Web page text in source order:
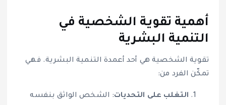
أهمية تقوية الشخصية في
التنمية البشرية
تقوية الشخصية هي أحد أعمدة التنمية البشرية. فهي
تمكّن الفرد من:
التغلب على التحديات: الشخص الواثق بنفسه